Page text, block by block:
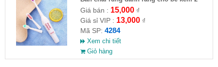
đầu bàn chải thay thế
Giá bán : 15,000₫
Giá sỉ VIP : 13,000₫
Mã SP: 4284
Xem chi tiết
Giỏ hàng